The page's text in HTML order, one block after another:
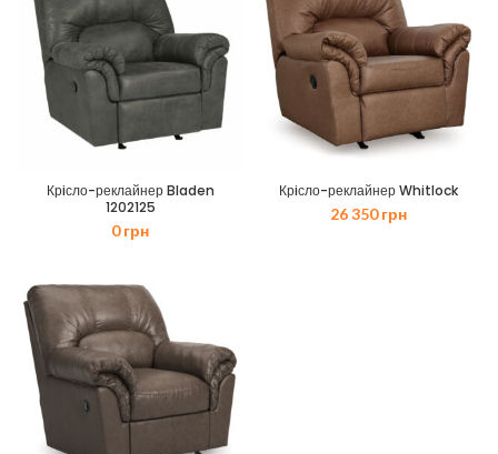
Крiсло-реклайнер Bladen
1202125
0грн
Крiсло-реклайнер Whitlock
26 350грн